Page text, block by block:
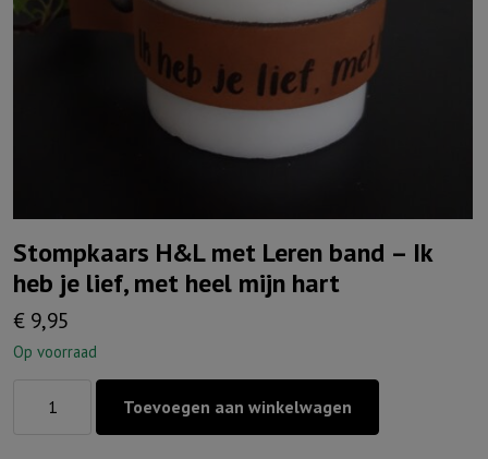
Stompkaars H&L met Leren band – Ik
heb je lief, met heel mijn hart
€ 9,95
Op voorraad
Toevoegen aan winkelwagen